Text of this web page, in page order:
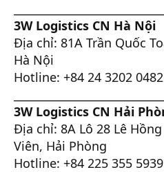
3W Logistics CN Hà Nội
Địa chỉ: 81A Trần Quốc
Hà Nội
Hotline: +84 24 3202 0482
3W Logistics CN Hải
Địa chỉ: 8A Lô 28 Lê
Viên, Hải Phòng
Hotline: +84 225 355 5939